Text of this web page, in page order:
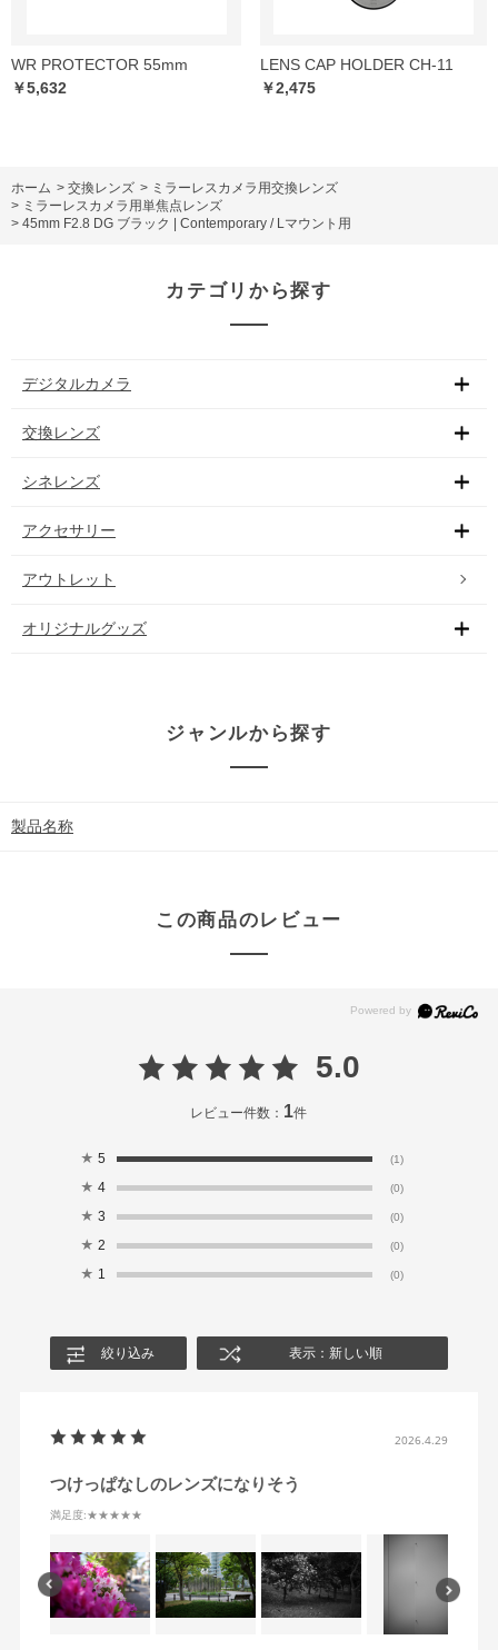
WR PROTECTOR 55mm
￥5,632
LENS CAP HOLDER CH-11
￥2,475
ホーム > 交換レンズ > ミラーレスカメラ用交換レンズ
> ミラーレスカメラ用単焦点レンズ
> 45mm F2.8 DG ブラック | Contemporary / Lマウント用
カテゴリから探す
デジタルカメラ
交換レンズ
シネレンズ
アクセサリー
アウトレット
オリジナルグッズ
ジャンルから探す
製品名称
この商品のレビュー
5.0
レビュー件数： 1件
★ 5 (1)
★ 4 (0)
★ 3 (0)
★ 2 (0)
★ 1 (0)
絞り込み 表示：新しい順
2026.4.29
つけっぱなしのレンズになりそう
満足度:★★★★★